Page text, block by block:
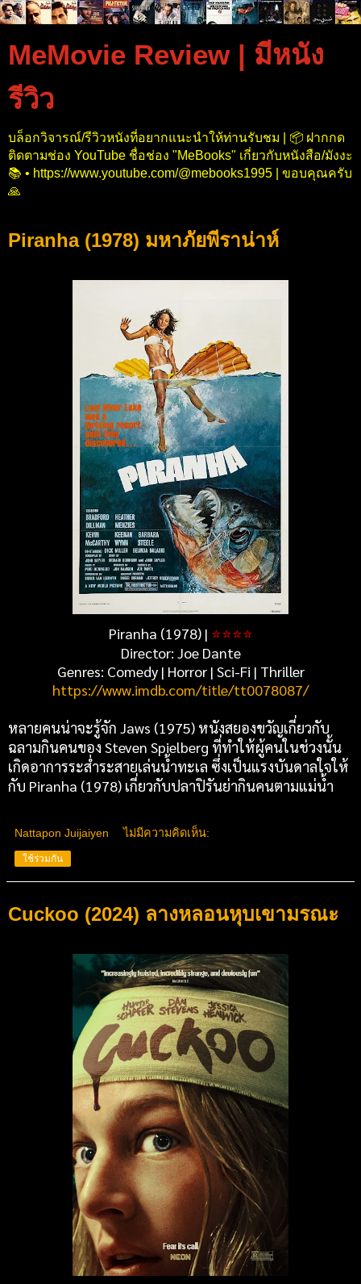
MeMovie Review | มีหนัง
รีวิว
บล็อกวิจารณ์/รีวิวหนังที่อยากแนะนำให้ท่านรับชม | 📦 ฝากกด
ติดตามช่อง YouTube ชื่อช่อง "MeBooks" เกี่ยวกับหนังสือ/มังงะ
📚 • https://www.youtube.com/@mebooks1995 | ขอบคุณครับ
🙏
Piranha (1978) มหาภัยพีราน่าห์
Piranha (1978) | ⭐⭐⭐⭐
Director: Joe Dante
Genres: Comedy | Horror | Sci-Fi | Thriller
https://www.imdb.com/title/tt0078087/
หลายคนน่าจะรู้จัก Jaws (1975) หนังสยองขวัญเกี่ยวกับ
ฉลามกินคนของ Steven Spielberg ที่ทำให้ผู้คนในช่วงนั้น
เกิดอาการระส่ําระสายเล่นน้ำทะเล ซึ่งเป็นแรงบันดาลใจให้
กับ Piranha (1978) เกี่ยวกับปลาปิรันย่ากินคนตามแม่น้ำ
Nattapon Juijaiyen ไม่มีความคิดเห็น:
ใช้ร่วมกัน
Cuckoo (2024) ลางหลอนหุบเขามรณะ